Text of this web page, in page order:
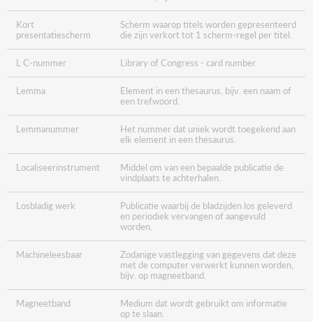
Kort
presentatiescherm
Scherm waarop titels worden gepresenteerd
die zijn verkort tot 1 scherm-regel per titel.
L C-nummer Library of Congress - card number
Lemma
Element in een thesaurus, bijv. een naam of
een trefwoord.
Lemmanummer
Het nummer dat uniek wordt toegekend aan
elk element in een thesaurus.
Localiseerinstrument
Middel om van een bepaalde publicatie de
vindplaats te achterhalen.
Losbladig werk
Publicatie waarbij de bladzijden los geleverd
en periodiek vervangen of aangevuld
worden.
Machineleesbaar
Zodanige vastlegging van gegevens dat deze
met de computer verwerkt kunnen worden,
bijv. op magneetband.
Magneetband
Medium dat wordt gebruikt om informatie
op te slaan.